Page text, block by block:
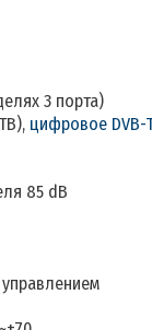
3 порта)
, цифровое DVB-
85 dB